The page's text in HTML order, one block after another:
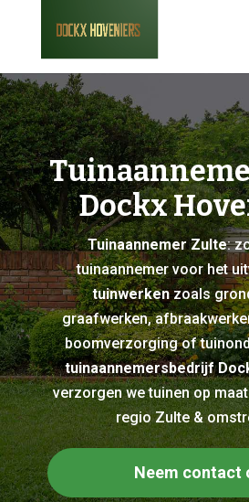
Dockx
Tuinaannemer Zulte:
tuinaannemer voor het
tuinwerkenzoals
graafwerken,
boomverzorging of
tuinaannemersbedrijf
verzorgen we tuinen op
regio Zulte &
Neem contact